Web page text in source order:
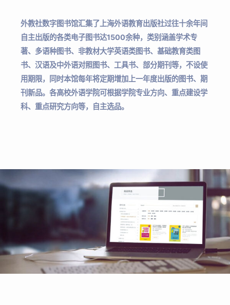
外教社数字图书馆汇集了上海外语教育出版社过往十余年间
自主出版的各类电子图书达1500余种，类别涵盖学术专
著、多语种图书、非教材大学英语类图书、基础教育类图
书、汉语及中外语对照图书、工具书、部分期刊等，不设使
用期限，同时本馆每年将定期增加上一年度出版的图书、期
刊新品。各高校外语学院可根据学院专业方向、重点建设学
科、重点研究方向等，自主选品。